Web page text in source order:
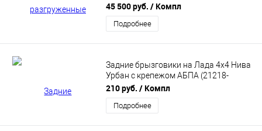
45 500 руб. / Компл
Подробнее
Задние брызговики на Лада 4х4 Нива
Урбан с крепежом АБПА (21218-
8404410-10R)
210 руб. / Компл
Подробнее